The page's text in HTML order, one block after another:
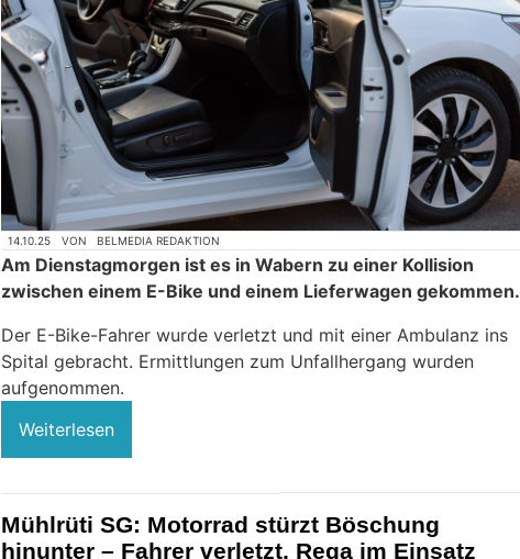
14.10.25 VON BELMEDIA REDAKTION
Am Dienstagmorgen ist es in Wabern zu einer Kollision
zwischen einem E-Bike und einem Lieferwagen gekommen.
Der E-Bike-Fahrer wurde verletzt und mit einer Ambulanz ins
Spital gebracht. Ermittlungen zum Unfallhergang wurden
aufgenommen.
Weiterlesen
Mühlrüti SG: Motorrad stürzt Böschung
hinunter – Fahrer verletzt, Rega im Einsatz